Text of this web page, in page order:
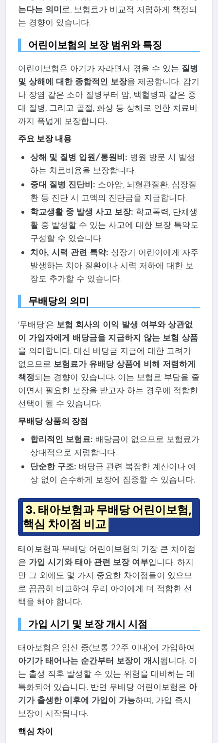
는다는 의미 로, 보험료가 비교적 저렴하게 책정되
는 경향이 있습니다.
어린이보험의 보장 범위와 특징
어린이보험은 아기가 자라면서 겪을 수 있는 질병
및 상해에 대한 종합적인 보장을 제공합니다. 감기
나 장염 같은 소아 질병부터 암, 백혈병과 같은 중
대 질병, 그리고 골절, 화상 등 상해로 인한 치료비
까지 폭넓게 보장합니다.
주요 보장 내용
상해 및 질병 입원/통원비: 병원 방문 시 발생
하는 치료비용을 보장합니다.
중대 질병 진단비: 소아암, 뇌혈관질환, 심장질
환 등 진단 시 고액의 진단금을 지급합니다.
학교생활 중 발생 사고 보장: 학교폭력, 단체생
활 중 발생할 수 있는 사고에 대한 보장 특약도
구성할 수 있습니다.
치아, 시력 관련 특약: 성장기 어린이에게 자주
발생하는 치아 질환이나 시력 저하에 대한 보
장도 추가할 수 있습니다.
무배당의 의미
'무배당'은 보험 회사의 이익 발생 여부와 상관없
이 가입자에게 배당금을 지급하지 않는 보험 상품
을 의미합니다. 대신 배당금 지급에 대한 고려가
없으므로 보험료가 유배당 상품에 비해 저렴하게
책정되는 경향이 있습니다. 이는 보험료 부담을 줄
이면서 필요한 보장을 받고자 하는 경우에 적합한
선택이 될 수 있습니다.
무배당 상품의 장점
합리적인 보험료: 배당금이 없으므로 보험료가
상대적으로 저렴합니다.
단순한 구조: 배당금 관련 복잡한 계산이나 예
상 없이 순수하게 보장에 집중할 수 있습니다.
3. 태아보험과 무배당 어린이보험,
핵심 차이점 비교
태아보험과 무배당 어린이보험의 가장 큰 차이점
은 가입 시기와 태아 관련 보장 여부입니다. 하지
만 그 외에도 몇 가지 중요한 차이점들이 있으므
로 꼼꼼히 비교하여 우리 아이에게 더 적합한 선
택을 해야 합니다.
가입 시기 및 보장 개시 시점
태아보험은 임신 중(보통 22주 이내)에 가입하여
아기가 태어나는 순간부터 보장이 개시됩니다. 이
는 출생 직후 발생할 수 있는 위험을 대비하는 데
특화되어 있습니다. 반면 무배당 어린이보험은 아
기가 출생한 이후에 가입이 가능하며, 가입 즉시
보장이 시작됩니다.
핵심 차이